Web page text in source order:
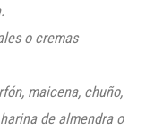
o cremas
maicena, chuño,
de almendra o